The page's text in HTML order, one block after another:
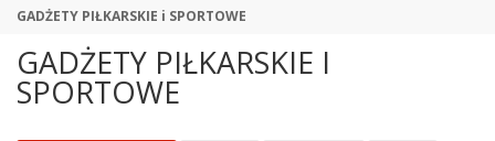
GADŻETY PIŁKARSKIE i SPORTOWE
GADŻETY PIŁKARSKIE I
SPORTOWE